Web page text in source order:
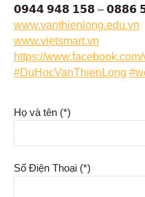
𝟬𝟵𝟰𝟰 𝟵𝟰𝟴 𝟭𝟱𝟴 – 𝟬𝟴𝟴𝟲
www.vanthienlong.edu.vn
www.vietsmart.vn
https://
#DuHocVanThienLong
Họ và tên (*)
Số Điện Thoại (*)